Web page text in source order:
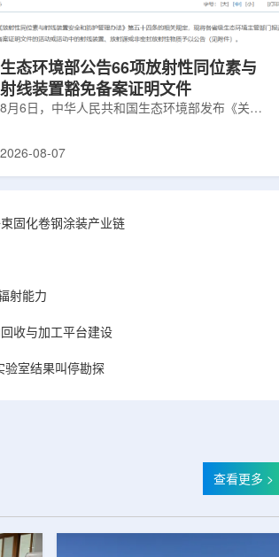
生态环境部公告66项放射性同位素与
射线装置豁免备案证明文件
8月6日，中华人民共和国生态环境部发布《关于
将各省级生态环境主管部门报送的、已获得豁免
置、放射源或非密封放射性物质予以公告。随公
告发布的汇总表共列出66项备案记录，涉及山
2026-08-07
固化卷钢涂装产业链
射能力
收与加工平台建设
验室结果叫停勘探
查看更多 >